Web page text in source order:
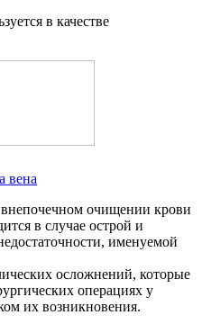
в качестве
вена
очищении крови
в случае острой и
именуемой
осложнений, которые
операциях у
их возникновения.